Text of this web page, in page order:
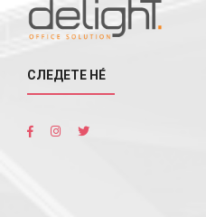
СЛЕДЕТЕ НÉ